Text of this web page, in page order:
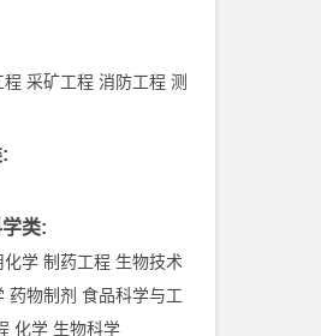
程 采矿工程 消防工程 测
:
类:
化学 制药工程 生物技术
药物制剂 食品科学与工
化学 生物科学